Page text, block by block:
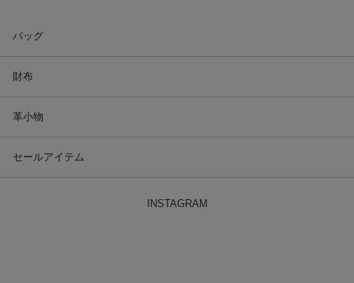
バッグ
財布
革小物
セールアイテム
INSTAGRAM